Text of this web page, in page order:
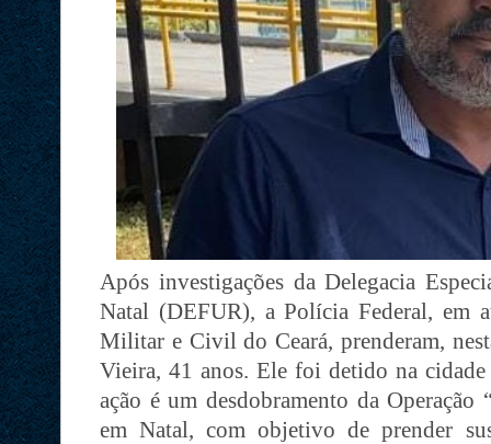
Após investigações da Delegacia
Natal (DEFUR), a Polícia Federal, em
Militar e Civil do Ceará, prenderam,
Vieira, 41 anos. Ele foi detido na cidade
ação é um desdobramento da
em Natal, com objetivo de prender